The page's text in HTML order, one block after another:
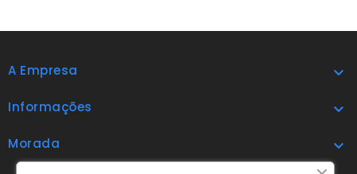
A Empresa 
Informações 
Morada 